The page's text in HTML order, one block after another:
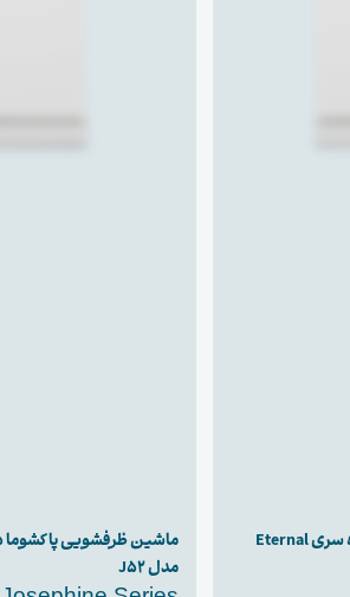
ماشین ظرفشویی پاکشوما ۱۵ نفره سری Eternal
مدل J52